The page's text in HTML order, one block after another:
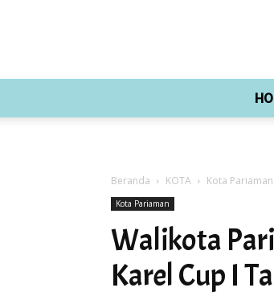
Beranda KOTA Kota Pariaman
Kota Pariaman
Walikota
Karel Cup I